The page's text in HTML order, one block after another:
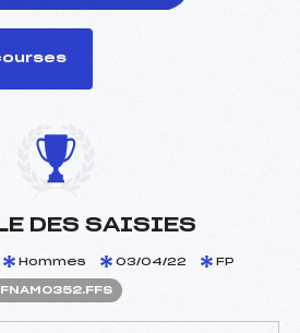
DES SAISIES
Hommes 03/04/22 FP
FNAM0352.FFS